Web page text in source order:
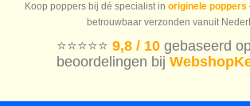
Koop poppers bij dé specialist in originele poppers
betrouwbaar verzonden vanuit
⭐️⭐️⭐️⭐️⭐️ 9,8 / 10 gebaseerd
beoordelingen bij